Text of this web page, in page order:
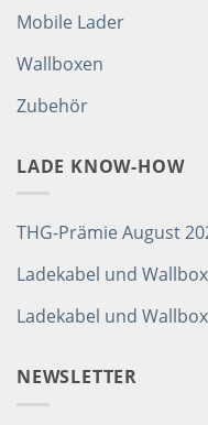
Mobile Lader
Wallboxen
Zubehör
LADE KNOW-HOW
THG-Prämie August
Ladekabel und
Ladekabel und
NEWSLETTER